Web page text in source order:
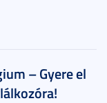
– Gyere el